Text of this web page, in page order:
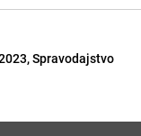
Spravodajstvo